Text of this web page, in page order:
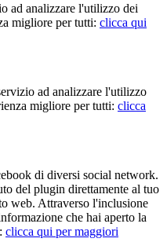
ad analizzare l'utilizzo dei
migliore per tutti: clicca qui
ad analizzare l'utilizzo
migliore per tutti: clicca
di diversi social network.
del plugin direttamente al tuo
web. Attraverso l'inclusione
che hai aperto la
clicca qui per maggiori